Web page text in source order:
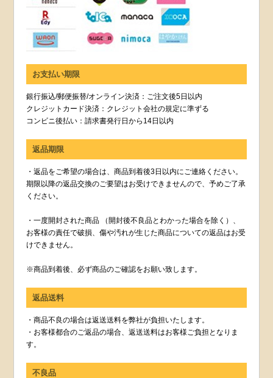
お支払い期限
銀行振込/郵便振替/オンライン決済：ご注文後5日以内
クレジットカード決済：クレジット会社の規定に準ずる
コンビニ後払い：請求書発行日から14日以内
返品期限
・返品をご希望の場合は、商品到着後3日以内にご連絡ください。
期限以降の返品交換のご要望はお受けできませんので、予めご了承
ください。
・一度開封された商品 （開封後不良品とわかった場合を除く）、
お客様の責任で破損、傷や汚れが生じた商品についての返品はお受
けできません。
※商品到着後、必ず商品のご確認をお願い致します。
返品送料
・商品不良の場合は返送送料を弊社が負担いたします。
・お客様都合のご返品の場合、返送送料はお客様ご負担となりま
す。
不良品